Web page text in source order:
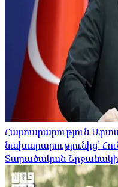
Հայտարարություն
նախարարությունից՝
Տարածական Շրջանակի